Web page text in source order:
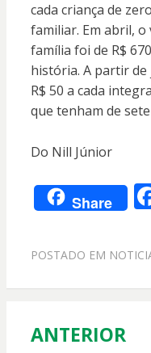
cada criança de
familiar. Em abril,
família foi de R$
história. A partir
R$ 50 a cada
que tenham de
Do Nill Júnior
Share
POSTADO EM
Navegação
ANTERIOR